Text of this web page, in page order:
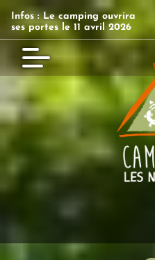
Infos : Le camping ouvrira
ses portes le 11 avril 2026